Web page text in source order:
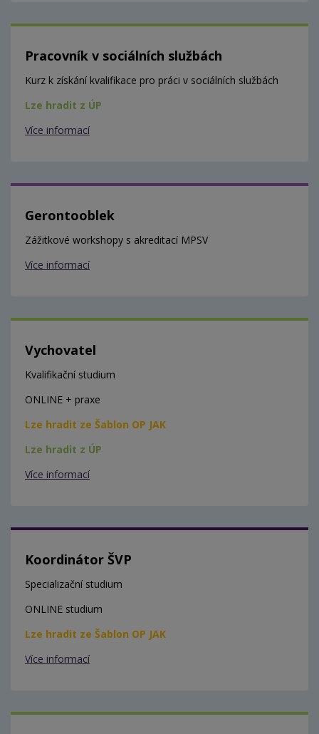
Pracovník v sociálních službách
Kurz k získání kvalifikace pro práci v sociálních službách
Lze hradit z ÚP
Více informací
Gerontooblek
Zážitkové workshopy s akreditací MPSV
Více informací
Vychovatel
Kvalifikační studium
ONLINE + praxe
Lze hradit ze Šablon OP JAK
Lze hradit z ÚP
Více informací
Koordinátor ŠVP
Specializační studium
ONLINE studium
Lze hradit ze Šablon OP JAK
Více informací